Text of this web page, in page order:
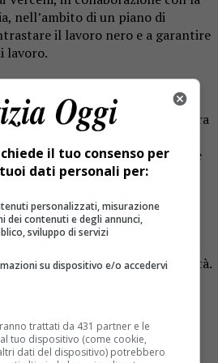
nell’ambito di un piano di
il lavoro nero e a garantire
lavoro.
i militari hanno
presso diverse attività
riscontrando varie irregolarità. Tra
straniera non
documentali e violazioni delle
inadempienze
di frutta e verdura è stata
di sospensione dell’attività.
del Documento di
obbligatorio per legge. Il
amministrativa, è stato
per sanare la
il tuo consenso per
dati personali per:
personalizzati, misurazione
dei contenuti e degli annunci,
sviluppo di servizi
su dispositivo e/o accedervi
trattati da 431 partner e le
tuo dispositivo (come cookie,
dati del dispositivo) potrebbero